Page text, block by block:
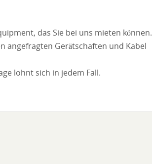
das Sie bei uns mieten können.
angefragten Gerätschaften und Kabel
lohnt sich in jedem Fall.